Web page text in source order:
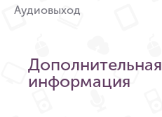
Аудиовыход
Дополнительная
информация